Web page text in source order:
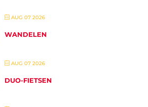
AUG 07 2026
WANDELEN
AUG 07 2026
DUO-FIETSEN